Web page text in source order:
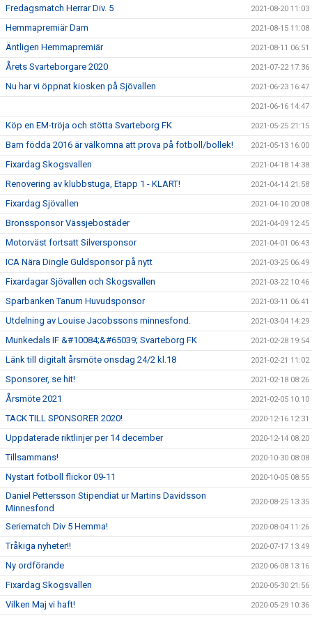
Fredagsmatch Herrar Div. 5 2021-08-20 11:03
Hemmapremiär Dam 2021-08-15 11:08
Äntligen Hemmapremiär 2021-08-11 06:51
Årets Svarteborgare 2020 2021-07-22 17:36
Nu har vi öppnat kiosken på Sjövallen 2021-06-23 16:47
2021-06-16 14:47
Köp en EM-tröja och stötta Svarteborg FK 2021-05-25 21:15
Barn födda 2016 är välkomna att prova på fotboll/bollek! 2021-05-13 16:00
Fixardag Skogsvallen 2021-04-18 14:38
Renovering av klubbstuga, Etapp 1 - KLART! 2021-04-14 21:58
Fixardag Sjövallen 2021-04-10 20:08
Bronssponsor Vässjebostäder 2021-04-09 12:45
Motorväst fortsatt Silversponsor 2021-04-01 06:43
ICA Nära Dingle Guldsponsor på nytt 2021-03-25 06:49
Fixardagar Sjövallen och Skogsvallen 2021-03-22 10:46
Sparbanken Tanum Huvudsponsor 2021-03-11 06:41
Utdelning av Louise Jacobssons minnesfond. 2021-03-04 14:29
Munkedals IF &#10084;&#65039; Svarteborg FK 2021-02-28 19:54
Länk till digitalt årsmöte onsdag 24/2 kl.18 2021-02-21 11:02
Sponsorer, se hit! 2021-02-18 08:26
Årsmöte 2021 2021-02-05 10:10
TACK TILL SPONSORER 2020! 2020-12-16 12:31
Uppdaterade riktlinjer per 14 december 2020-12-14 08:20
Tillsammans! 2020-10-30 08:08
Nystart fotboll flickor 09-11 2020-10-05 08:55
Daniel Pettersson Stipendiat ur Martins Davidsson
Minnesfond
2020-08-25 13:35
Seriematch Div 5 Hemma! 2020-08-04 11:26
Tråkiga nyheter!! 2020-07-17 13:49
Ny ordförande 2020-06-08 13:16
Fixardag Skogsvallen 2020-05-30 21:56
Vilken Maj vi haft! 2020-05-29 10:36